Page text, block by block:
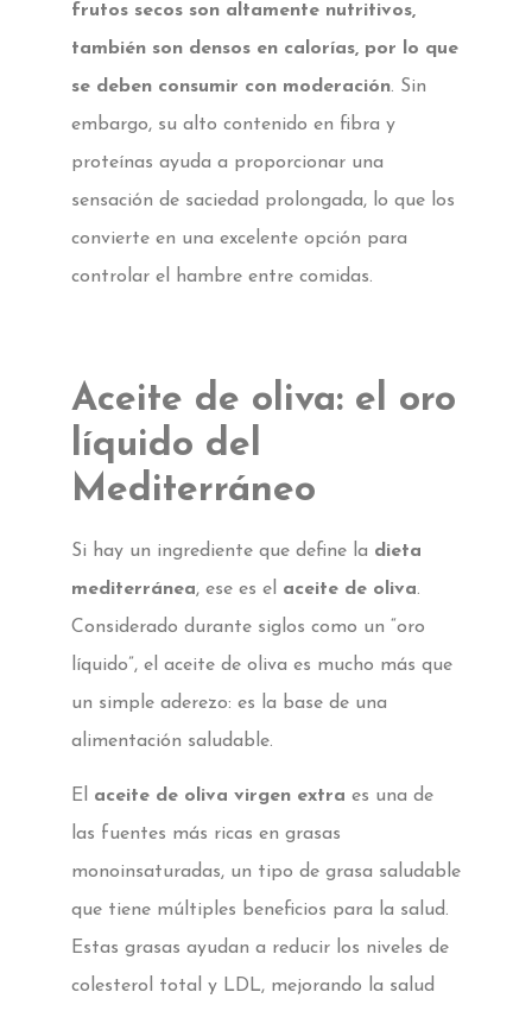
frutos secos son altamente nutritivos,
también son densos en calorías, por lo que
se deben consumir con moderación. Sin
embargo, su alto contenido en fibra y
proteínas ayuda a proporcionar una
sensación de saciedad prolongada, lo que los
convierte en una excelente opción para
controlar el hambre entre comidas.
Aceite de oliva: el oro
líquido del
Mediterráneo
Si hay un ingrediente que define la dieta
mediterránea, ese es el aceite de oliva.
Considerado durante siglos como un “oro
líquido”, el aceite de oliva es mucho más que
un simple aderezo: es la base de una
alimentación saludable.
El aceite de oliva virgen extra es una de
las fuentes más ricas en grasas
monoinsaturadas, un tipo de grasa saludable
que tiene múltiples beneficios para la salud.
Estas grasas ayudan a reducir los niveles de
colesterol total y LDL, mejorando la salud